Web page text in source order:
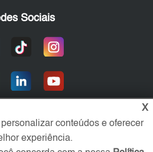
Sociais
aos anunciantes,
sua conta:
X
conteúdos e oferecer
experiência.